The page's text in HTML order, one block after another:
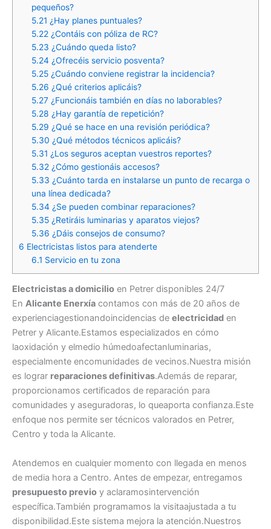
pequeños?
5.21 ¿Hay planes puntuales?
5.22¿Contáis con póliza de RC?
5.23 ¿Cuándo queda listo?
5.24 ¿Ofrecéis servicio posventa?
5.25¿Cuándo conviene registrar la incidencia?
5.26 ¿Qué criterios aplicáis?
5.27¿Funcionáis también en días no laborables?
5.28 ¿Hay garantía de repetición?
5.29 ¿Qué se hace en una revisión periódica?
5.30 ¿Qué métodos técnicos aplicáis?
5.31 ¿Los seguros aceptan vuestros reportes?
5.32¿Cómo gestionáis accesos?
5.33 ¿Cuánto tarda en instalarse un punto de recarga o
una línea dedicada?
5.34 ¿Se pueden combinar reparaciones?
5.35¿Retiráis luminarias y aparatos viejos?
5.36 ¿Dáis consejos de consumo?
6 Electricistas listos para atenderte
6.1 Servicio en tu zona
Electricistas a domicilio en Petrer disponibles 24/7
En Alicante Enerxía contamos con más de 20 años de
experienciagestionandoincidencias de electricidad en
Petrer y Alicante.Estamos especializados en cómo
laoxidación y elmedio húmedoafectanluminarias,
especialmente encomunidades de vecinos.Nuestra misión
es lograr reparaciones definitivas.Además de reparar,
proporcionamos certificados de reparación para
comunidades y aseguradoras, lo queaporta confianza.Este
enfoque nos permite ser técnicos valorados en Petrer,
Centro y toda la Alicante.
Atendemos en cualquier momento con llegada en menos
de media hora a Centro. Antes de empezar, entregamos
presupuesto previo y aclaramosintervención
específica.También programamos la visitaajustada a tu
disponibilidad.Este sistema mejora la atención.Nuestros